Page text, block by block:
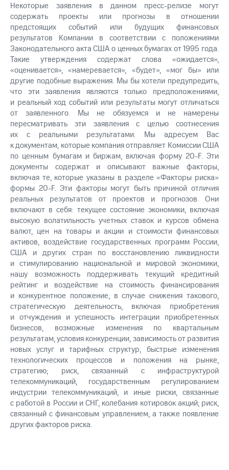
Некоторые заявления в данном пресс-релизе могут
содержать проекты или прогнозы в отношении
предстоящих событий или будущих финансовых
результатов Компании в соответствии с положениями
Законодательного акта США о ценных бумагах от 1995 года.
Такие утверждения содержат слова «ожидается»,
«оценивается», «намеревается», «будет», «мог бы» или
другие подобные выражения. Мы бы хотели предупредить,
что эти заявления являются только предположениями,
и реальный ход событий или результаты могут отличаться
от заявленного. Мы не обязуемся и не намерены
пересматривать эти заявления с целью соотнесения
их с реальными результатами. Мы адресуем Вас
к документам, которые компания отправляет Комиссии США
по ценным бумагам и биржам, включая форму 20-F. Эти
документы содержат и описывают важные факторы,
включая те, которые указаны в разделе «Факторы риска»
формы 20-F. Эти факторы могут быть причиной отличия
реальных результатов от проектов и прогнозов. Они
включают в себя: текущее состояние экономики, включая
высокую волатильность учетных ставок и курсов обмена
валют, цен на товары и акции и стоимости финансовых
активов, воздействие государственных программ России,
США и других стран по восстановлению ликвидности
и стимулированию национальной и мировой экономики,
нашу возможность поддерживать текущий кредитный
рейтинг и воздействие на стоимость финансирования
и конкурентное положение, в случае снижения такового,
стратегическую деятельность, включая приобретения
и отчуждения и успешность интеграции приобретенных
бизнесов, возможные изменения по квартальным
результатам, условия конкуренции, зависимость от развития
новых услуг и тарифных структур, быстрые изменения
технологических процессов и положения на рынке,
стратегию; риск, связанный с инфраструктурой
телекоммуникаций, государственным регулированием
индустрии телекоммуникаций, и иные риски, связанные
с работой в России и СНГ, колебания котировок акций; риск,
связанный с финансовым управлением, а также появление
других факторов риска.